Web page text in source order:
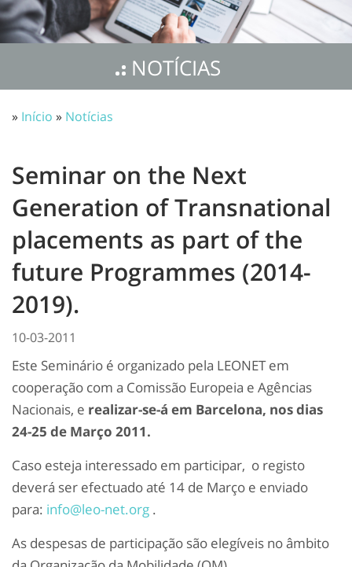
NOTÍCIAS
» Início » Notícias
Seminar on the Next
Generation of Transnational
placements as part of the
future Programmes (2014-
2019).
10-03-2011
Este Seminário é organizado pela LEONET em
cooperação com a Comissão Europeia e Agências
Nacionais, e realizar-se-á em Barcelona, nos dias
24-25 de Março 2011.
Caso esteja interessado em participar, o registo
deverá ser efectuado até 14 de Março e enviado
para: info@leo-net.org .
As despesas de participação são elegíveis no âmbito